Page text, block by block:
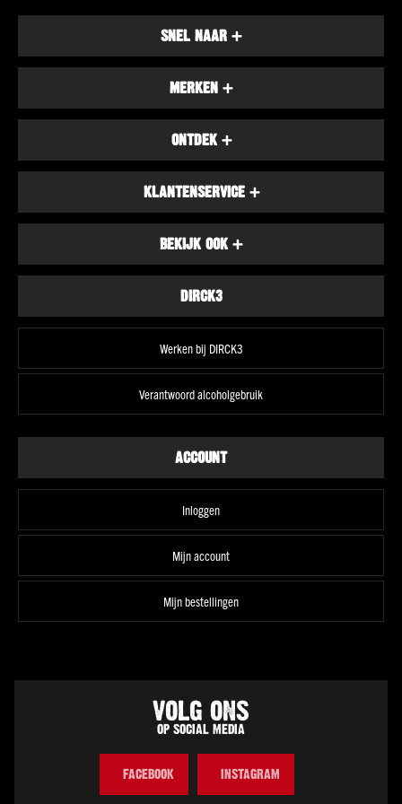
Heidsieck
Moët
Schlumberger
Casa
Defra
Alle
merken
Land
Italië
Oostenrijk
Duitsland
Tot
€5
en
Speciaalbier
SNEL NAAR +
MERKEN +
ONTDEK +
KLANTENSERVICE +
BEKIJK OOK +
DIRCK3
Werken bij DIRCK3
Verantwoord alcoholgebruik
ACCOUNT
Inloggen
Mijn account
Mijn bestellingen
VOLG ONS
OP SOCIAL MEDIA
FACEBOOK INSTAGRAM